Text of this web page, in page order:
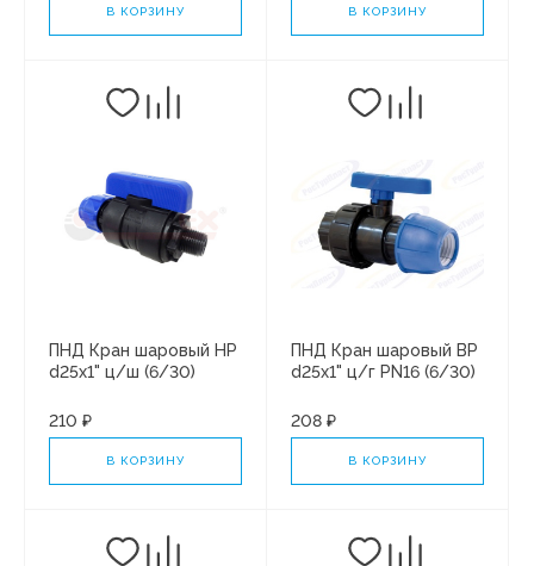
В КОРЗИНУ В КОРЗИНУ
ПНД Кран шаровый НР
d25х1" ц/ш (6/30)
210 ₽
В КОРЗИНУ
ПНД Кран шаровый ВР
d25х1" ц/г PN16 (6/30)
208 ₽
В КОРЗИНУ